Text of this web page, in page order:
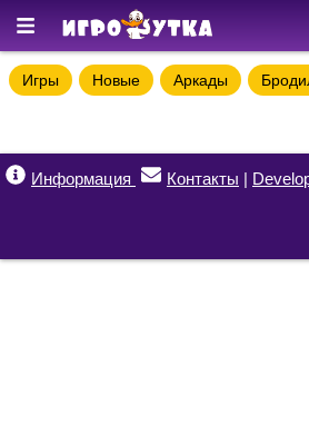
Игры Новые Аркады
Информация Контакты |